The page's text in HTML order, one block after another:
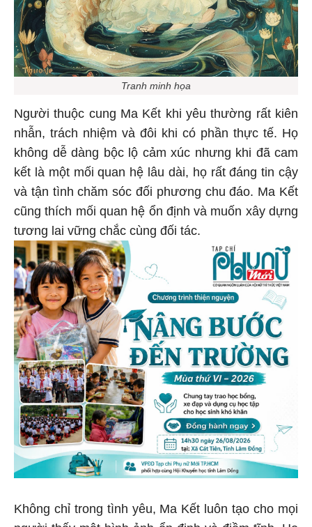
Tranh minh họa
Người thuộc cung Ma Kết khi yêu thường rất kiên
nhẫn, trách nhiệm và đôi khi có phần thực tế. Họ
không dễ dàng bộc lộ cảm xúc nhưng khi đã cam
kết là một mối quan hệ lâu dài, họ rất đáng tin cậy
và tận tình chăm sóc đối phương chu đáo. Ma Kết
cũng thích mối quan hệ ổn định và muốn xây dựng
tương lai vững chắc cùng đối tác.
Không chỉ trong tình yêu, Ma Kết luôn tạo cho mọi